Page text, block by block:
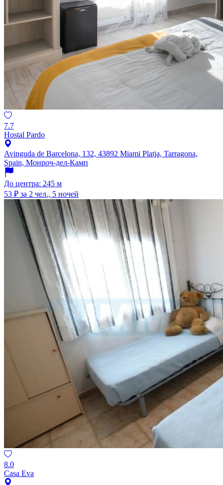
7.7
Hostal Pardo
Avinguda de Barcelona, 132, 43892 Miami Platja, Tarragona,
Spain, Монроч-дел-Камп
До центра: 245 м
53 ₽ за 2 чел., 5 ночей
8.0
Casa Eva